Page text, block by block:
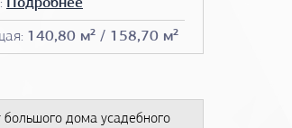
Подробнее
140,80 м² / 158,70 м²
Фото проектов домов
большого дома усадебного